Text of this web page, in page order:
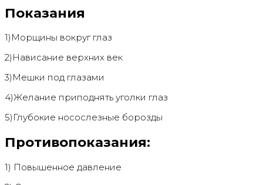
Показания
1)Морщины вокруг глаз
2)Нависание верхних век
3)Мешки под глазами
4)Желание приподнять уголки глаз
5)Глубокие носослезные борозды
Противопоказания:
1) Повышенное давление